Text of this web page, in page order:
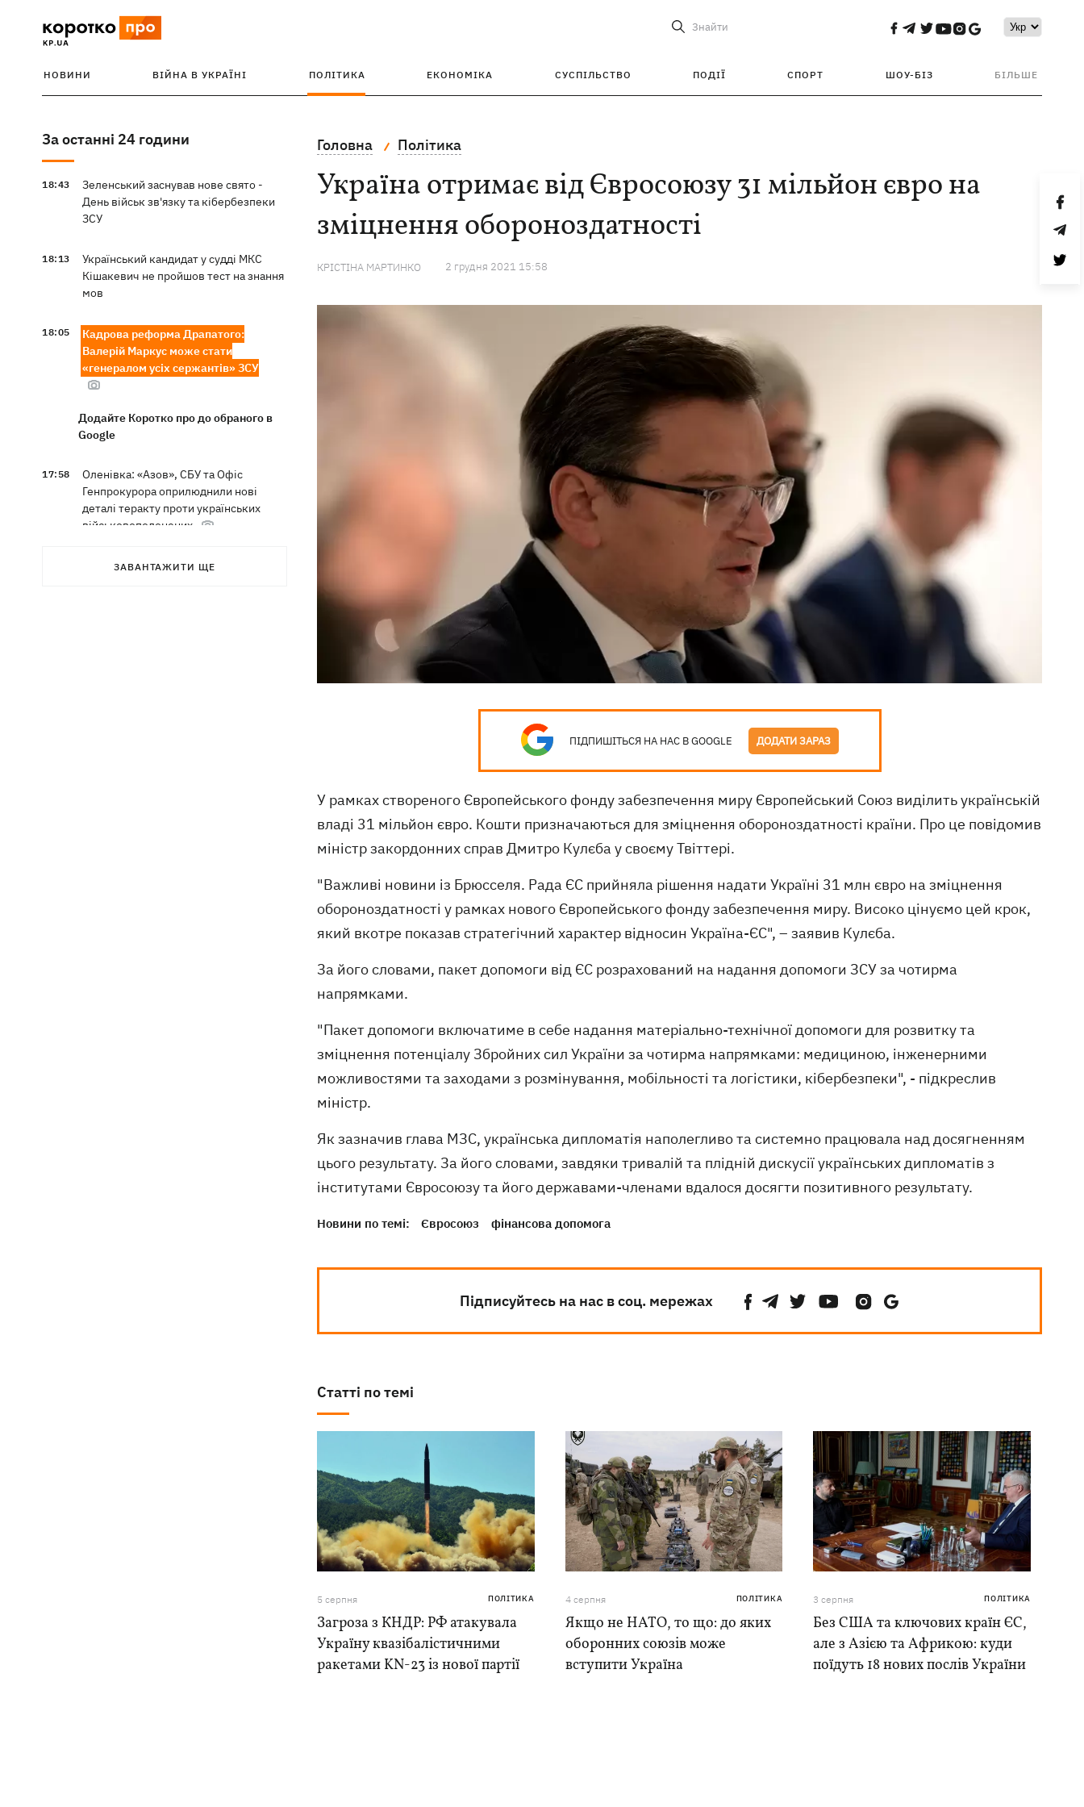
Знайти
НОВИНИ ВІЙНА В УКРАЇНІ ПОЛІТИКА ЕКОНОМІКА СУСПІЛЬСТВО ПОДІЇ СПОРТ ШОУ-БІЗ БІЛЬШЕ
За останні 24 години
18:43
Зеленський заснував нове свято -
День військ зв'язку та кібербезпеки
ЗСУ
18:13
Український кандидат у судді МКС
Кішакевич не пройшов тест на знання
мов
18:05
Кадрова реформа Драпатого:
Валерій Маркус може стати
«генералом усіх сержантів» ЗСУ
Додайте Коротко про до обраного в
Google
17:58
Оленівка: «Азов», СБУ та Офіс
Генпрокурора оприлюднили нові
деталі теракту проти українських
військовополонених
У Польщі осквернили меморіал УПА -
ЗАВАНТАЖИТИ ЩЕ
Головна Політика
Україна отримає від Євросоюзу 31 мільйон євро на
зміцнення обороноздатності
КРІСТІНА МАРТИНКО 2 грудня 2021 15:58
ПІДПИШІТЬСЯ НА НАС В GOOGLE ДОДАТИ ЗАРАЗ
У рамках створеного Європейського фонду забезпечення миру Європейський Союз виділить українській
владі 31 мільйон євро. Кошти призначаються для зміцнення обороноздатності країни. Про це повідомив
міністр закордонних справ Дмитро Кулєба у своєму Твіттері.
"Важливі новини із Брюсселя. Рада ЄС прийняла рішення надати Україні 31 млн євро на зміцнення
обороноздатності у рамках нового Європейського фонду забезпечення миру. Високо цінуємо цей крок,
який вкотре показав стратегічний характер відносин Україна-ЄС", – заявив Кулєба.
За його словами, пакет допомоги від ЄС розрахований на надання допомоги ЗСУ за чотирма
напрямками.
"Пакет допомоги включатиме в себе надання матеріально-технічної допомоги для розвитку та
зміцнення потенціалу Збройних сил України за чотирма напрямками: медициною, інженерними
можливостями та заходами з розмінування, мобільності та логістики, кібербезпеки", - підкреслив
міністр.
Як зазначив глава МЗС, українська дипломатія наполегливо та системно працювала над досягненням
цього результату. За його словами, завдяки тривалій та плідній дискусії українських дипломатів з
інститутами Євросоюзу та його державами-членами вдалося досягти позитивного результату.
Новини по темі: Євросоюз фінансова допомога
Підписуйтесь на нас в соц. мережах
Статті по темі
5 серпня ПОЛІТИКА
Загроза з КНДР: РФ атакувала
Україну квазібалістичними
ракетами KN-23 із нової партії
4 серпня ПОЛІТИКА
Якщо не НАТО, то що: до яких
оборонних союзів може
вступити Україна
3 серпня ПОЛІТИКА
Без США та ключових країн ЄС,
але з Азією та Африкою: куди
поїдуть 18 нових послів України